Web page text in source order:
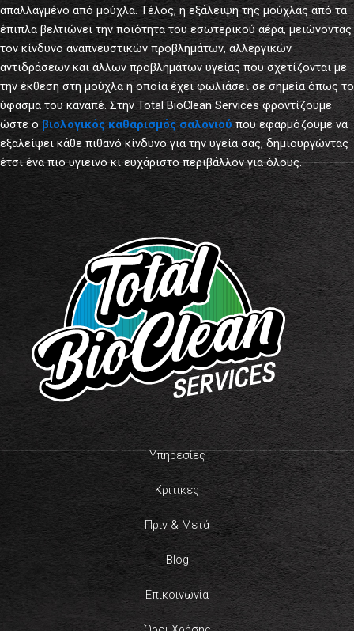
απαλλαγμένο από μούχλα. Τέλος, η εξάλειψη της μούχλας από τα
έπιπλα βελτιώνει την ποιότητα του εσωτερικού αέρα, μειώνοντας
τον κίνδυνο αναπνευστικών προβλημάτων, αλλεργικών
αντιδράσεων και άλλων προβλημάτων υγείας που σχετίζονται με
την έκθεση στη μούχλα η οποία έχει φωλιάσει σε σημεία όπως το
ύφασμα του καναπέ. Στην Total BioClean Services φροντίζουμε
ώστε ο βιολογικός καθαρισμός σαλονιούπου εφαρμόζουμε να
εξαλείψει κάθε πιθανό κίνδυνο για την υγεία σας, δημιουργώντας
έτσι ένα πιο υγιεινό κι ευχάριστο περιβάλλον για όλους.
Υπηρεσίες
Κριτικές
Πριν & Μετά
Blog
Επικοινωνία